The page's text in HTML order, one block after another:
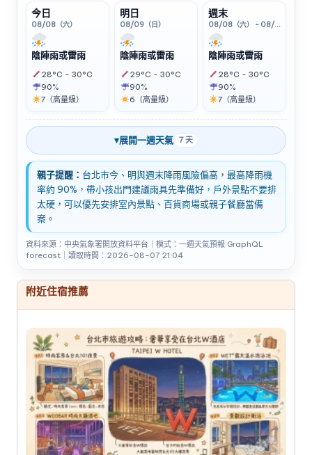
今日
08/08（六）
陰陣雨或雷雨
28°C - 30°C
90%
7（高量級）
明日
08/09（日）
陰陣雨或雷雨
29°C - 30°C
90%
6（高量級）
週末
08/08（六） - 08/09（日）
陰陣雨或雷雨
28°C - 30°C
90%
7（高量級）
▾展開一週天氣 7 天
親子提醒： 台北市今、明與週末降雨風險偏高，最高降雨機
率約 90%，帶小孩出門建議雨具先準備好，戶外景點不要排
太硬，可以優先安排室內景點、百貨商場或親子餐廳當備
案。
資料來源：中央氣象署開放資料平台｜模式：一週天氣預報 GraphQL
forecast｜讀取時間：2026-08-07 21:04
附近住宿推薦